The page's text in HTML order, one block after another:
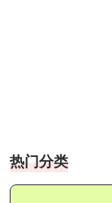
热门分类